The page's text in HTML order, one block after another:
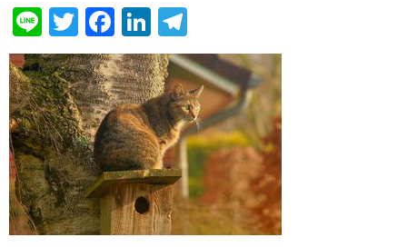
Li
n
e
T
w
it
te
r
F
a
c
e
b
o
o
k
Li
n
k
e
dI
n
el
e
gr
a
m